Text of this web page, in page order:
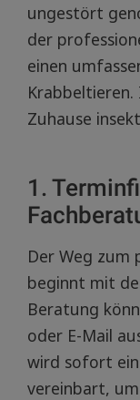
ungestört
der
einen
Krabbeltieren.
Zuhause
1.
Der Weg zum
beginnt mit
Beratung
oder E-Mail
wird sofort
vereinbart,